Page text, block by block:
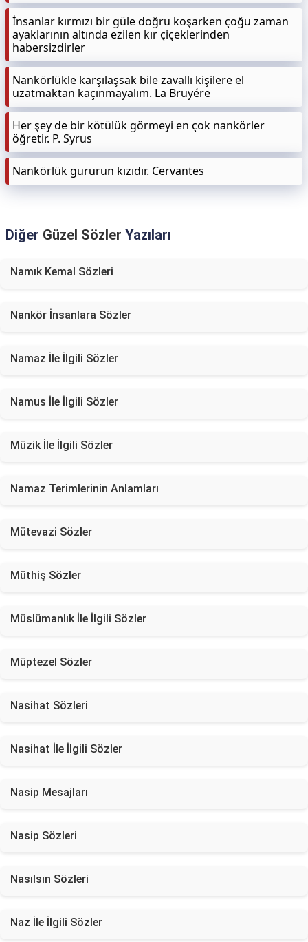
İnsanlar kırmızı bir güle doğru koşarken çoğu zaman
ayaklarının altında ezilen kır çiçeklerinden
habersizdirler
Nankörlükle karşılaşsak bile zavallı kişilere el
uzatmaktan kaçınmayalım. La Bruyére
Her şey de bir kötülük görmeyi en çok nankörler
öğretir. P. Syrus
Nankörlük gururun kızıdır. Cervantes
Diğer Güzel Sözler Yazıları
Namık Kemal Sözleri
Nankör İnsanlara Sözler
Namaz İle İlgili Sözler
Namus İle İlgili Sözler
Müzik İle İlgili Sözler
Namaz Terimlerinin Anlamları
Mütevazi Sözler
Müthiş Sözler
Müslümanlık İle İlgili Sözler
Müptezel Sözler
Nasihat Sözleri
Nasihat İle İlgili Sözler
Nasip Mesajları
Nasip Sözleri
Nasılsın Sözleri
Naz İle İlgili Sözler